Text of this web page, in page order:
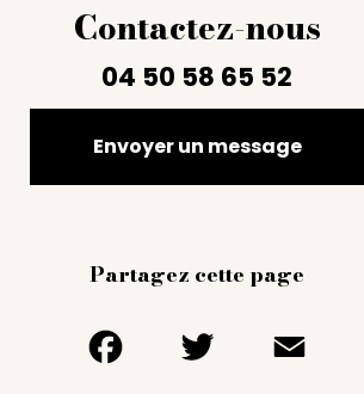
Contactez-nous
04 50 58 65 52
Envoyer un message
Partagez cette page